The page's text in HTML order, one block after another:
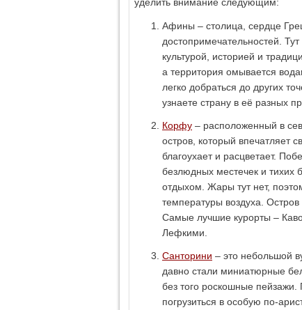
уделить внимание следующим:
Афины – столица, сердце
достопримечательностей.
культурой, историей и
а территория омывается
легко добраться до других
узнаете страну в её разных
Корфу – расположенный в
остров, который впечатляет
благоухает и расцветает.
безлюдных местечек и тихих
отдыхом. Жары тут нет,
температуры воздуха.
Самые лучшие курорты –
Лефкими.
Санторини – это небольшой
давно стали миниатюрные
без того роскошные
погрузиться в особую по-